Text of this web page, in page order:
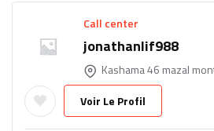
Call center
jonathanlif988
Kashama 46 mazal
Voir Le Profil